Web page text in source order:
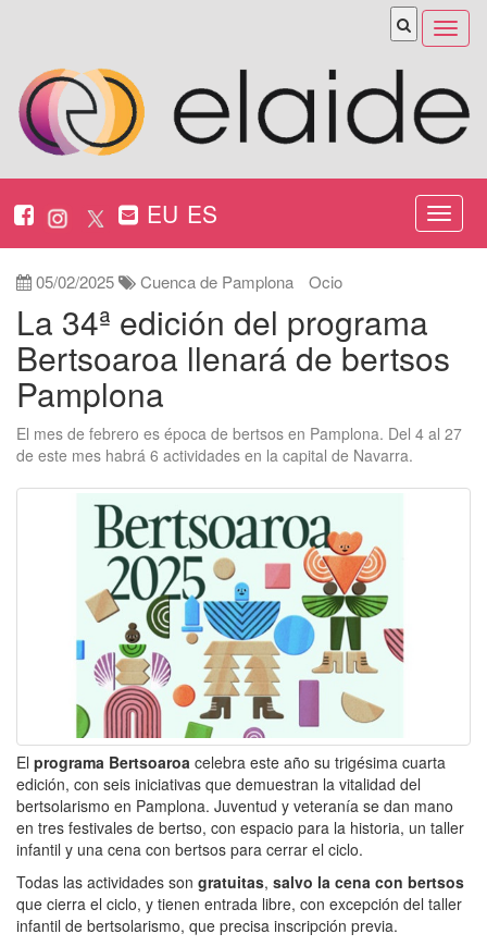
Abrir
menú
EU ES
ireki
05/02/2025 Cuenca de Pamplona Ocio
La 34ª edición del programa
Bertsoaroa llenará de bertsos
Pamplona
El mes de febrero es época de bertsos en Pamplona. Del 4 al 27
de este mes habrá 6 actividades en la capital de Navarra.
El programa Bertsoaroa celebra este año su trigésima cuarta
edición, con seis iniciativas que demuestran la vitalidad del
bertsolarismo en Pamplona. Juventud y veteranía se dan mano
en tres festivales de bertso, con espacio para la historia, un taller
infantil y una cena con bertsos para cerrar el ciclo.
Todas las actividades son gratuitas, salvo la cena con bertsos
que cierra el ciclo, y tienen entrada libre, con excepción del taller
infantil de bertsolarismo, que precisa inscripción previa.